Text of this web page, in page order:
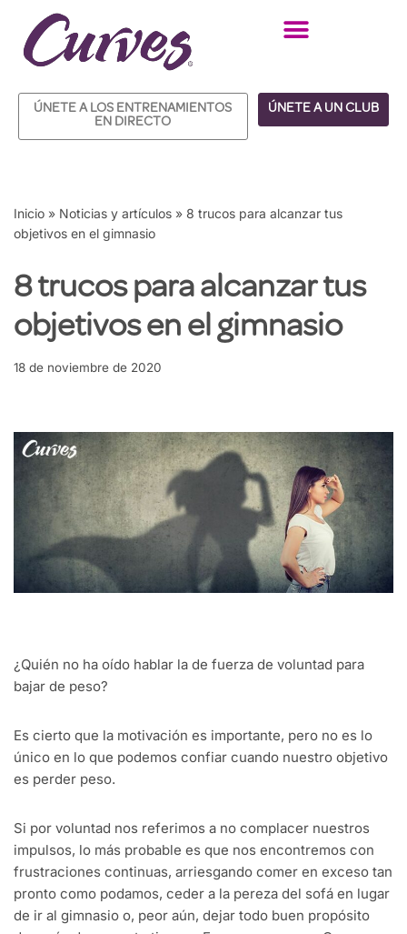
Saltar
contenido
ÚNETE A LOS ENTRENAMIENTOS
EN DIRECTO
ÚNETE A UN CLUB
Inicio » Noticias y artículos » 8 trucos para alcanzar tus
objetivos en el gimnasio
8 trucos para alcanzar tus
objetivos en el gimnasio
18 de noviembre de 2020
¿Quién no ha oído hablar la de fuerza de voluntad para
bajar de peso?
Es cierto que la motivación es importante, pero no es lo
único en lo que podemos confiar cuando nuestro objetivo
es perder peso.
Si por voluntad nos referimos a no complacer nuestros
impulsos, lo más probable es que nos encontremos con
frustraciones continuas, arriesgando comer en exceso tan
pronto como podamos, ceder a la pereza del sofá en lugar
de ir al gimnasio o, peor aún, dejar todo buen propósito